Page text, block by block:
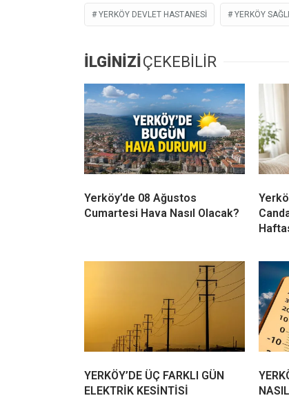
YERKÖY DEVLET HASTANESI YERKÖY
İLGİNİZİÇEKEBİLİR
Yerköy’de 08 Ağustos
Cumartesi Hava Nasıl Olacak?
YERKÖY’DE ÜÇ FARKLI GÜN
ELEKTRİK KESİNTİSİ